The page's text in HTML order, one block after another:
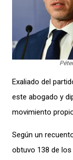
Exaliado del
este abogado y
movimiento
Según un
obtuvo 138 de